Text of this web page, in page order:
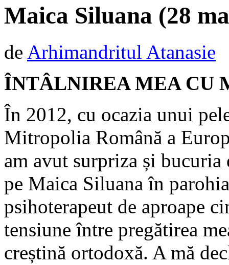
Maica Siluana (28
de Arhimandritul Atanasie
ÎNTÂLNIREA MEA CU
În 2012, cu ocazia unui
Mitropolia Română a
am avut surpriza și
pe Maica Siluana în
psihoterapeut de aproape
tensiune între pregătirea
creștină ortodoxă. A mă